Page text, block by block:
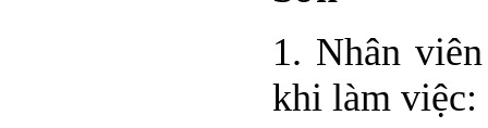
1. Nhân
khi làm việc: